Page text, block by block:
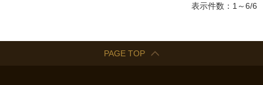
表示件数：1～6/6
PAGE TOP